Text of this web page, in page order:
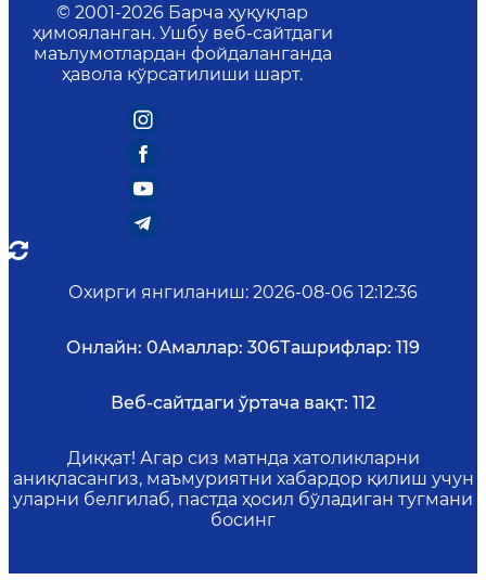
© 2001-2026 Барча ҳуқуқлар
ҳимояланган. Ушбу веб-сайтдаги
маълумотлардан фойдаланганда
ҳавола кўрсатилиши шарт.
Охирги янгиланиш: 2026-08-06 12:12:36
Онлайн: 0Амаллар: 306Ташрифлар: 119
Веб-сайтдаги ўртача вақт: 112
Диққат! Агар сиз матнда хатоликларни
аниқласангиз, маъмуриятни хабардор қилиш учун
уларни белгилаб, пастда ҳосил бўладиган тугмани
босинг